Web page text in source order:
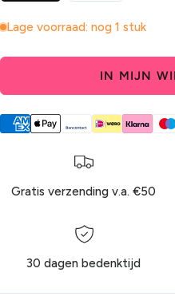
Lage voorraad: nog 1 stuk
IN MIJN
Gratis verzending v.a. €50
30 dagen bedenktijd